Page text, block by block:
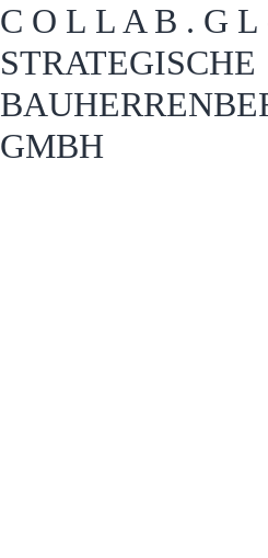
C O L L A B . G L
STRATEGISCHE
GMBH